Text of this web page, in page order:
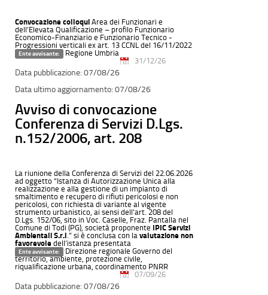
Convocazione colloqui Area dei Funzionari e
dell’Elevata Qualificazione – profilo Funzionario
Economico-Finanziario e Funzionario Tecnico -
Progressioni verticali ex art. 13 CCNL del 16/11/2022
Ente avvisante: Regione Umbria
07/08/26
31/12/26
07/08/26
Avviso di convocazione
Conferenza di Servizi D.Lgs.
n.152/2006, art. 208
La riunione della Conferenza di Servizi del 22.06.2026
ad oggetto “Istanza di Autorizzazione Unica alla
realizzazione e alla gestione di un impianto di
smaltimento e recupero di rifiuti pericolosi e non
pericolosi, con richiesta di variante al vigente
strumento urbanistico, ai sensi dell’art. 208 del
D.Lgs. 152/06, sito in Voc. Caselle, Fraz. Pantalla nel
Comune di Todi (PG), società proponente IPIC Servizi
Ambientali S.r.l .” si è conclusa con la valutazione non
favorevole dell’istanza presentata
Ente avvisante: Direzione regionale Governo del
territorio, ambiente, protezione civile,
riqualificazione urbana, coordinamento PNRR
07/08/26
07/09/26